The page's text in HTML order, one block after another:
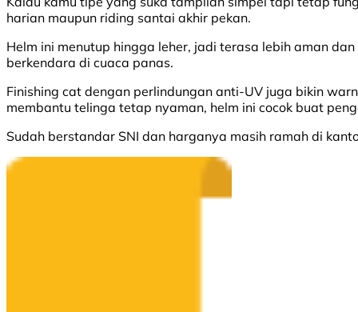
harian maupun riding santai akhir pekan.
Helm ini menutup hingga leher, jadi terasa lebih aman
berkendara di cuaca panas.
Finishing cat dengan perlindungan anti-UV juga bikin
membantu telinga tetap nyaman, helm ini cocok buat
Sudah berstandar SNI dan harganya masih ramah di